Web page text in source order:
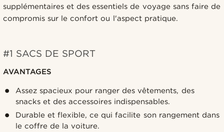
supplémentaires et des essentiels de voyage sans faire de
compromis sur le confort ou l'aspect pratique.
#1 SACS DE SPORT
AVANTAGES
Assez spacieux pour ranger des vêtements, des
snacks et des accessoires indispensables.
Durable et flexible, ce qui facilite son rangement dans
le coffre de la voiture.